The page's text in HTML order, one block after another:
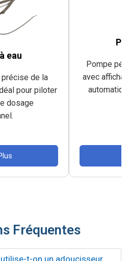
eau
précise de la
pour piloter
dosage
Pompe
avec
Fréquentes